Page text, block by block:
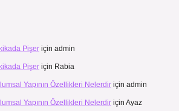
Pişer için admin
Pişer için Rabia
Yapının Özellikleri Nelerdir için admin
Yapının Özellikleri Nelerdir için Ayaz